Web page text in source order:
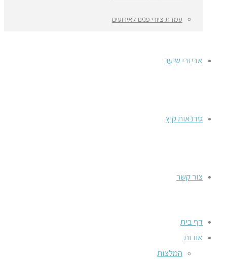
עמדת ציורי פנים לאירועים
אביזרי שיער
סדנאות קיץ
צור קשר
דף בית
אודות
המלצות